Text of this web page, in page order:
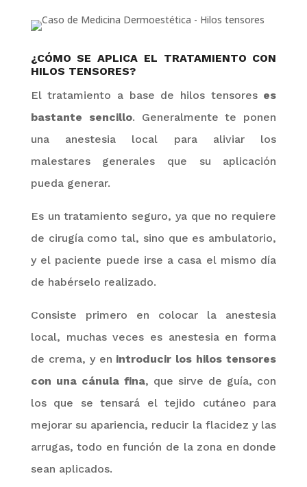
¿CÓMO SE APLICA EL TRATAMIENTO CON
HILOS TENSORES?
El tratamiento a base de hilos tensores es
bastante sencillo. Generalmente te ponen
una
anestesia local
para aliviar los
malestares generales que su aplicación
pueda generar.
Es un tratamiento seguro, ya que no requiere
de cirugía como tal, sino que es ambulatorio,
y el paciente puede irse a casa el mismo día
de habérselo realizado.
Consiste primero en colocar la anestesia
local, muchas veces es anestesia en forma
de crema, y en introducir los hilos tensores
con una cánula fina, que sirve de guía, con
los que se tensará el tejido cutáneo para
mejorar su apariencia, reducir la flacidez y las
arrugas, todo en función de la zona en donde
sean aplicados.